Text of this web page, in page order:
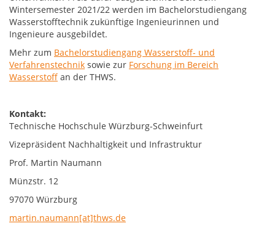
Wintersemester 2021/22 werden im Bachelorstudiengang
Wasserstofftechnik zukünftige Ingenieurinnen und
Ingenieure ausgebildet.
Mehr zum Bachelorstudiengang Wasserstoff- und
Verfahrenstechnik sowie zur Forschung im Bereich
Wasserstoff an der THWS.
Kontakt:
Technische Hochschule Würzburg-Schweinfurt
Vizepräsident Nachhaltigkeit und Infrastruktur
Prof. Martin Naumann
Münzstr. 12
97070 Würzburg
martin.naumann[at]thws.de